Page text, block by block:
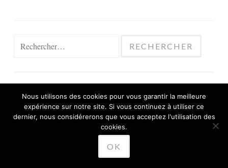
FIÈREMENT PROPULSÉ PAR WORDPRESS
THÈME SKETCH PARWORDPRESS.COM
Nous utilisons des cookies pour vous garantir la meilleure
expérience sur notre site. Si vous continuez à utiliser ce
dernier, nous considérerons que vous acceptez l'utilisation des
cookies.
OK